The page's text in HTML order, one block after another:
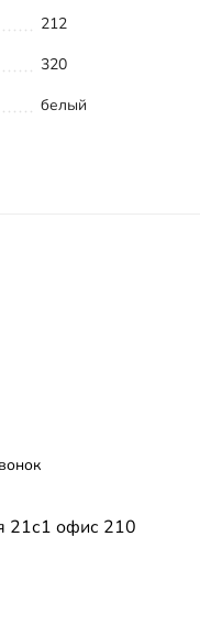
212
320
белый
21с1 офис 210